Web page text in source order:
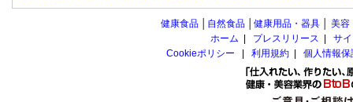
健康食品 自然食品 健康用品・器具 美容
ホーム
プレスリリース
サ
Cookieポリシー
利用規約 個人情報